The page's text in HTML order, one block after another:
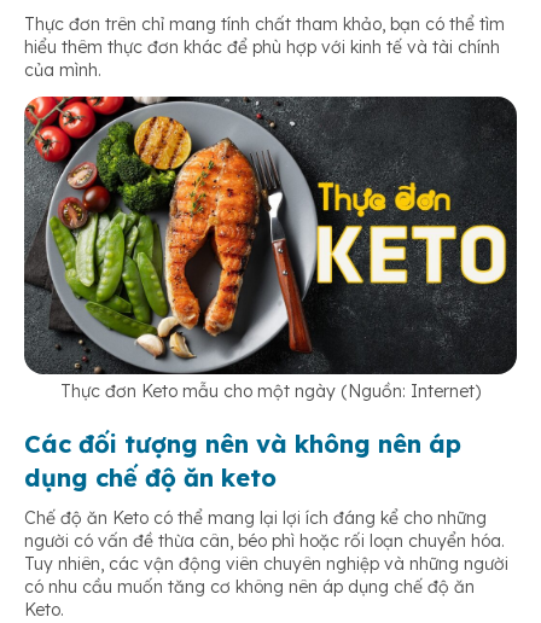
Thực đơn trên chỉ mang tính chất tham khảo, bạn có thể tìm
hiểu thêm thực đơn khác để phù hợp với kinh tế và tài chính
của mình.
Thực đơn Keto mẫu cho một ngày (Nguồn: Internet)
Các đối tượng nên và không nên áp
dụng chế độ ăn keto
Chế độ ăn Keto có thể mang lại lợi ích đáng kể cho những
người có vấn đề thừa cân, béo phì hoặc rối loạn chuyển hóa.
Tuy nhiên, các vận động viên chuyên nghiệp và những người
có nhu cầu muốn tăng cơ không nên áp dụng chế độ ăn
Keto.